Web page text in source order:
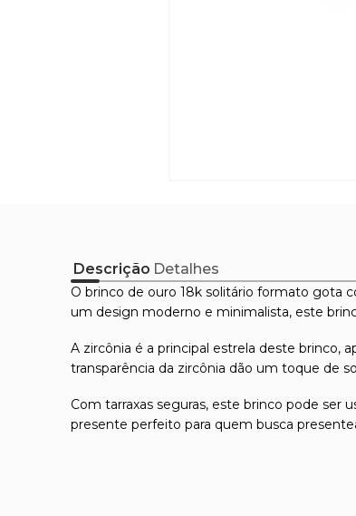
Descrição Detalhes
O brinco de ouro 18k solitário formato gota
um design moderno e minimalista, este
A zircônia é a principal estrela deste brinco,
transparência da zircônia dão um toque de
Com tarraxas seguras, este brinco pode ser
presente perfeito para quem busca